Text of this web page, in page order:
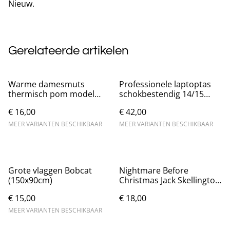
Nieuw.
Gerelateerde artikelen
Warme damesmuts
thermisch pom model
€ 16,00
MEER VARIANTEN BESCHIKBAAR
Professionele laptoptas
schokbestendig 14/15
€ 42,00
MEER VARIANTEN BESCHIKBAAR
Grote vlaggen Bobcat
(150x90cm)
€ 15,00
MEER VARIANTEN BESCHIKBAAR
Nightmare Before
Christmas Jack Skellington
€ 18,00